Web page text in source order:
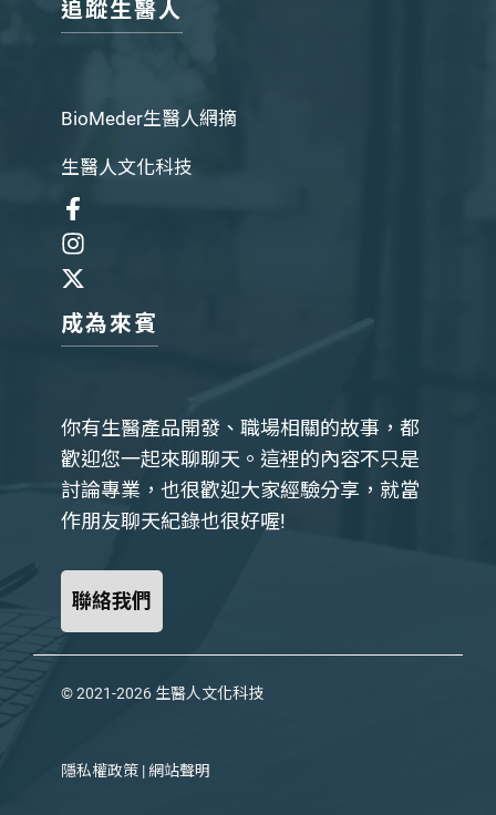
追蹤生醫人
BioMeder生醫人網摘
生醫人文化科技
成為來賓
你有生醫產品開發、職場相關的故事，都
歡迎您一起來聊聊天。這裡的內容不只是
討論專業，也很歡迎大家經驗分享，就當
作朋友聊天紀錄也很好喔!
聯絡我們
© 2021-2026 生醫人文化科技
隱私權政策 |網站聲明